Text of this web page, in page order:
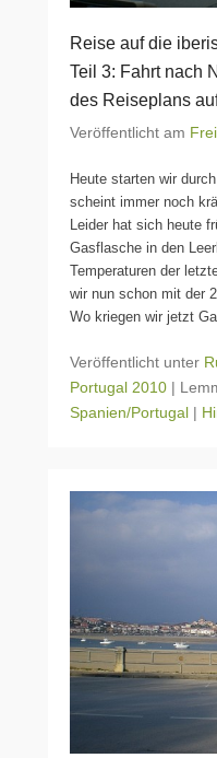
Reise auf die
Teil 3: Fahrt nach
des Reiseplans
Veröffentlicht am
Heute starten wir
scheint immer noch
Leider hat sich heute
Gasflasche in den
Temperaturen der
wir nun schon mit der
Wo kriegen wir jetzt
Veröffentlicht unter
Portugal 2010 |
Spanien/Portugal |